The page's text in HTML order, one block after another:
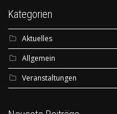
Kategorien
Aktuelles
Allgemein
Veranstaltungen